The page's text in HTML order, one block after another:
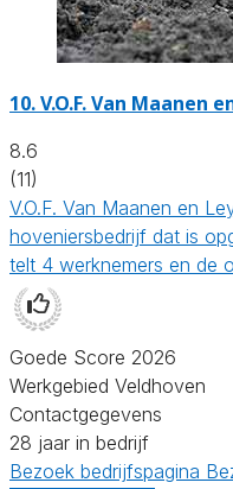
10.V.O.F. Van Maanen
8.6
(11)
V.O.F. Van Maanen en
hoveniersbedrijf dat is
telt 4 werknemers en de
Goede Score 2026
Werkgebied Veldhoven
Contactgegevens
28 jaar in bedrijf
Bezoek bedrijfspagina